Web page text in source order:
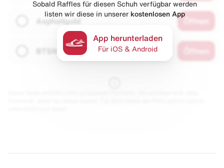
Asphaltgold
Sobald Raffles für diesen Schuh verfügbar werden
listen wir diese in unserer kostenlosen App
App herunterladen
Für iOS & Android